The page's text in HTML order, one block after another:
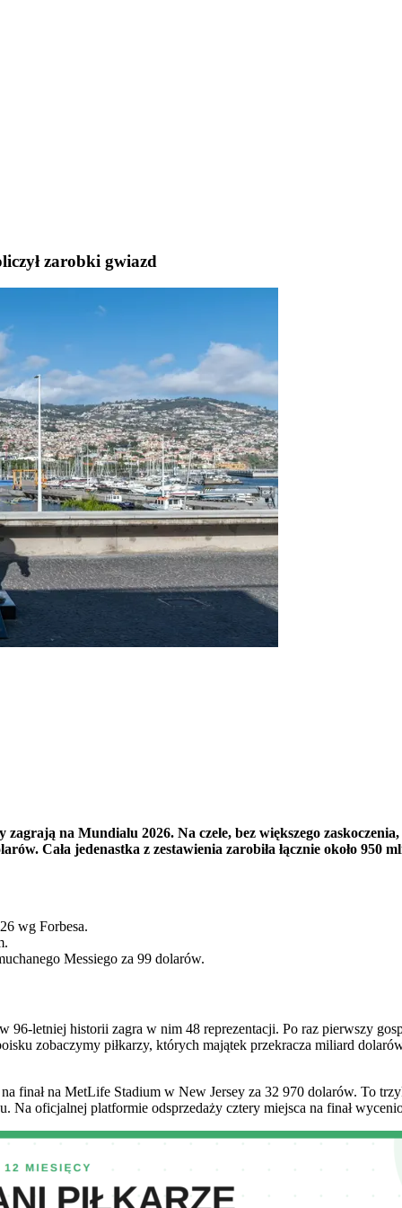
zarobki gwiazd
na Mundialu 2026. Na czele, bez większego
Cała jedenastka z zestawienia zarobiła łącznie około
wg Forbesa.
Messiego za 99 dolarów.
letniej historii zagra w nim 48 reprezentacji. Po raz pierwszy
zobaczymy piłkarzy, których majątek przekracza miliard
finał na MetLife Stadium w New Jersey za 32 970 dolarów. To
Na oficjalnej platformie odsprzedaży cztery miejsca na finał